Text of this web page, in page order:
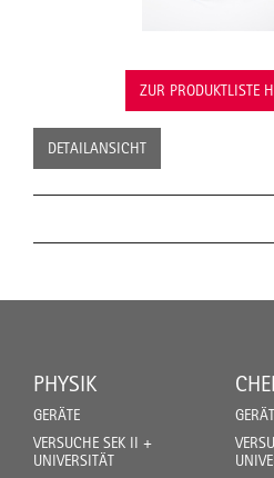
ZUR PRODUKTLISTE
DETAILANSICHT
PHYSIK
GERÄTE
VERSUCHE SEK II +
UNIVERSITÄT